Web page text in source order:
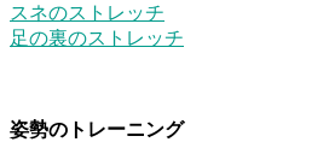
スネのストレッチ
足の裏のストレッチ
姿勢のトレーニング